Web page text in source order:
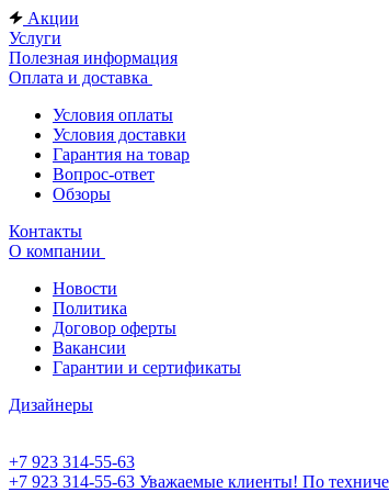
Акции
Услуги
Полезная информация
Оплата и доставка
Условия оплаты
Условия доставки
Гарантия на товар
Вопрос-ответ
Обзоры
Контакты
О компании
Новости
Политика
Договор оферты
Вакансии
Гарантии и сертификаты
Дизайнеры
+7 923 314-55-63
+7 923 314-55-63 Уважаемые клиенты! По